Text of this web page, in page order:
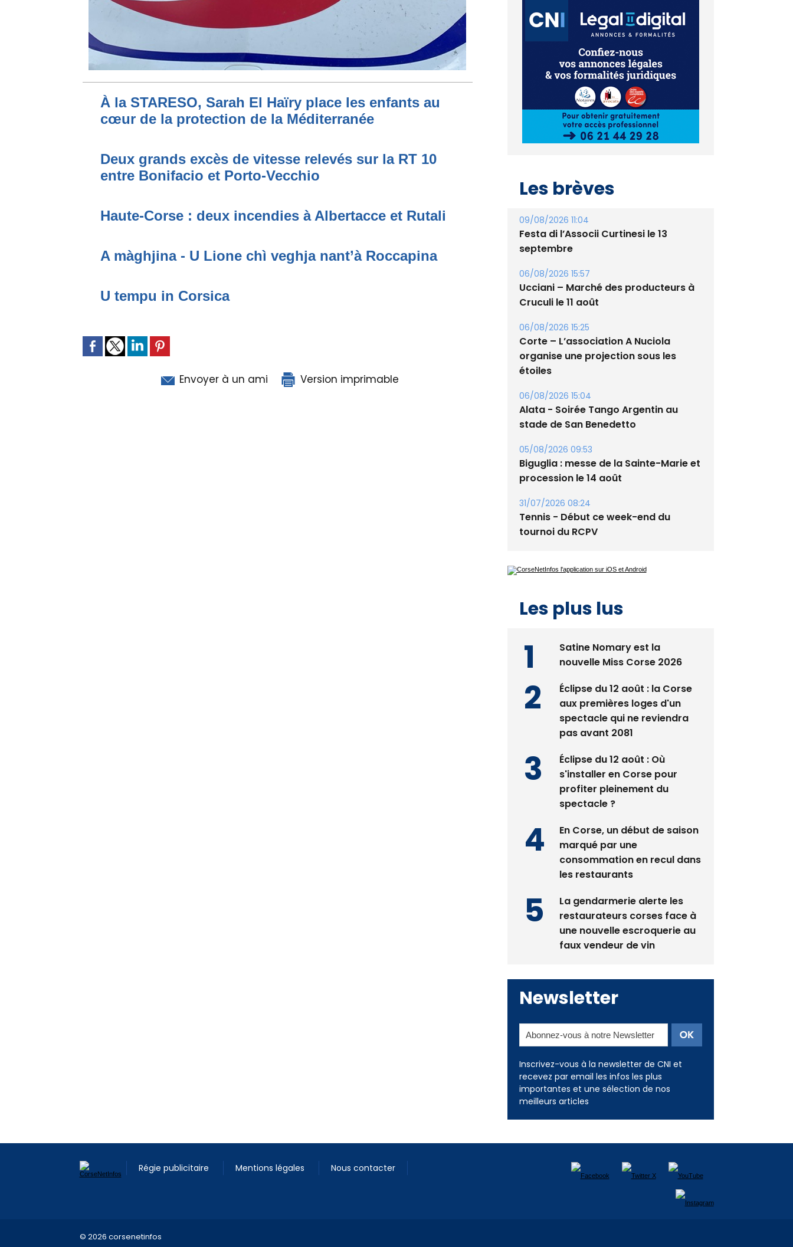
À la STARESO, Sarah El Haïry place les enfants au
cœur de la protection de la Méditerranée
Deux grands excès de vitesse relevés sur la RT 10
entre Bonifacio et Porto-Vecchio
Haute-Corse : deux incendies à Albertacce et Rutali
A màghjina - U Lione chì veghja nant’à Roccapina
U tempu in Corsica
Envoyer à un ami Version imprimable
09/08/2026 11:04
septembre
06/08/2026 15:57
Ucciani – Marché des producteurs à
Cruculi le 11 août
06/08/2026 15:25
organise une projection sous les
étoiles
06/08/2026 15:04
stade de San Benedetto
05/08/2026 09:53
procession le 14 août
31/07/2026 08:24
Tennis - Début ce week-end du
tournoi du RCPV
Les plus lus
Satine Nomary est la
Éclipse du 12 août : la Corse
spectacle qui ne reviendra
pas avant 2081
Éclipse du 12 août : Où
profiter pleinement du
spectacle ?
En Corse, un début de saison
consommation en recul dans
les restaurants
La gendarmerie alerte les
une nouvelle escroquerie au
faux vendeur de vin
Inscrivez-vous à la newsletter de CNI et
recevez par email les infos les plus
importantes et une sélection de nos